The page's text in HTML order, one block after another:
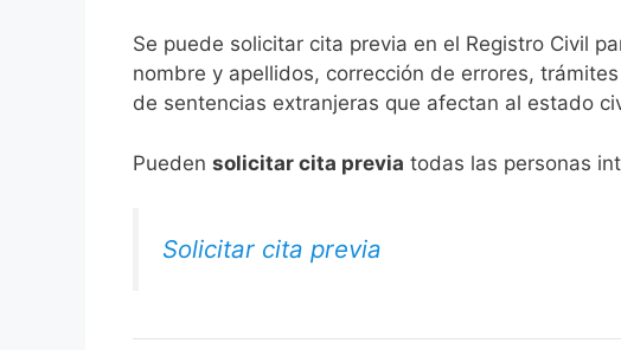
Se puede solicitar cita previa en el Registro Civil
nombre y apellidos, corrección de errores,
de sentencias extranjeras que afectan al estado
​Pueden solicitar cita previa todas las personas
Solicitar cita previa